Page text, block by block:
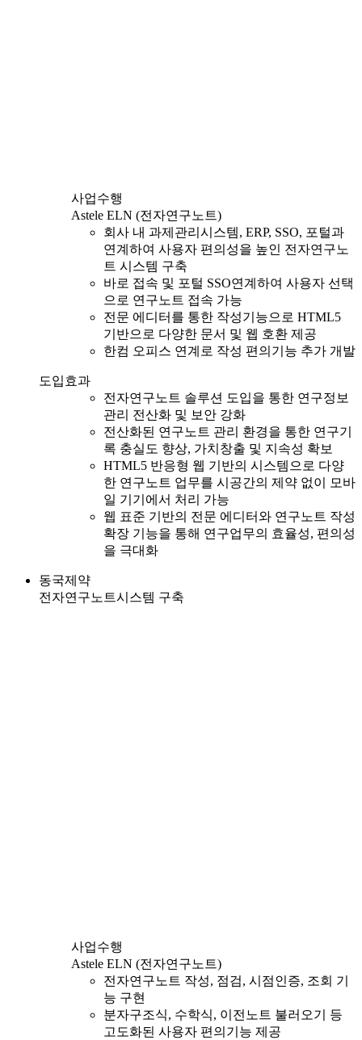
사업수행
Astele ELN (전자연구노트)
회사 내 과제관리시스템, ERP, SSO, 포털과
연계하여 사용자 편의성을 높인 전자연구노
트 시스템 구축
바로 접속 및 포털 SSO연계하여 사용자 선택
으로 연구노트 접속 가능
전문 에디터를 통한 작성기능으로 HTML5
기반으로 다양한 문서 및 웹 호환 제공
한컴 오피스 연계로 작성 편의기능 추가 개발
도입효과
전자연구노트 솔루션 도입을 통한 연구정보
관리 전산화 및 보안 강화
전산화된 연구노트 관리 환경을 통한 연구기
록 충실도 향상, 가치창출 및 지속성 확보
HTML5 반응형 웹 기반의 시스템으로 다양
한 연구노트 업무를 시공간의 제약 없이 모바
일 기기에서 처리 가능
웹 표준 기반의 전문 에디터와 연구노트 작성
확장 기능을 통해 연구업무의 효율성, 편의성
을 극대화
동국제약
전자연구노트시스템 구축
사업수행
Astele ELN (전자연구노트)
전자연구노트 작성, 점검, 시점인증, 조회 기
능 구현
분자구조식, 수학식, 이전노트 불러오기 등
고도화된 사용자 편의기능 제공